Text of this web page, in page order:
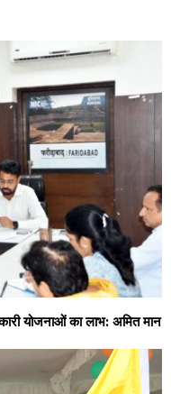
योजनाओं का लाभ: अमित मान